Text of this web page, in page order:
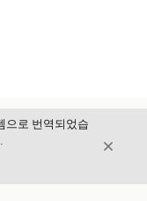
으로 번역되었습
닫기